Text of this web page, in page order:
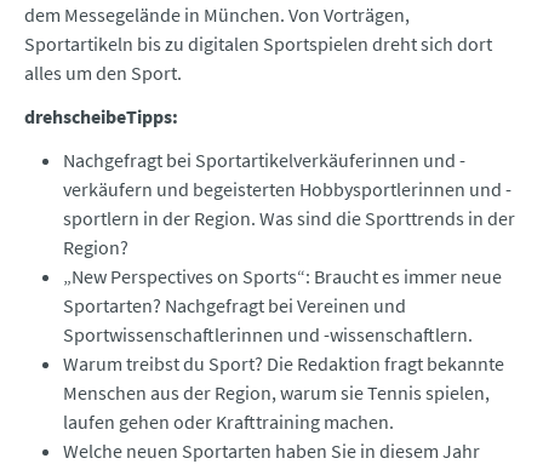
dem Messegelände in München. Von Vorträgen,
Sportartikeln bis zu digitalen Sportspielen dreht sich dort
alles um den Sport.
drehscheibeTipps:
Nachgefragt bei Sportartikelverkäuferinnen und -
verkäufern und begeisterten Hobbysportlerinnen und -
sportlern in der Region. Was sind die Sporttrends in der
Region?
„New Perspectives on Sports“: Braucht es immer neue
Sportarten? Nachgefragt bei Vereinen und
Sportwissenschaftlerinnen und -wissenschaftlern.
Warum treibst du Sport? Die Redaktion fragt bekannte
Menschen aus der Region, warum sie Tennis spielen,
laufen gehen oder Krafttraining machen.
Welche neuen Sportarten haben Sie in diesem Jahr